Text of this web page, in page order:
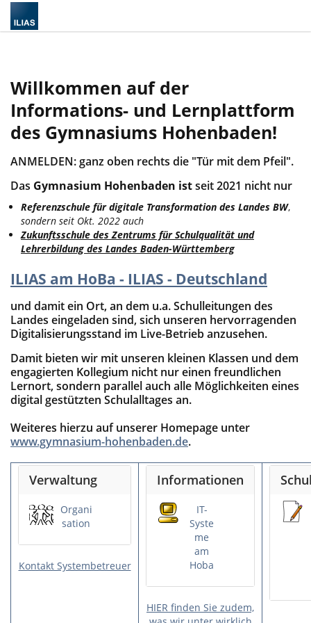
Willkommen auf der
Informations- und Lernplattform
des Gymnasiums Hohenbaden!
ANMELDEN: ganz oben rechts die "Tür mit dem Pfeil".
Das Gymnasium Hohenbaden istseit 2021 nicht nur
Referenzschule für digitale Transformation des Landes BW,
sondern seit Okt. 2022 auch
Zukunftsschule des Zentrums für Schulqualität und
Lehrerbildung des Landes Baden-Württemberg
ILIAS am HoBa - ILIAS - Deutschland
und damit ein Ort, an dem u.a. Schulleitungen des
Landes eingeladen sind, sich unseren hervorragenden
Digitalisierungsstand im Live-Betrieb anzusehen.
Damit bieten wir mit unseren kleinen Klassen und dem
engagierten Kollegium nicht nur einen freundlichen
Lernort, sondern parallel auch alle Möglichkeiten eines
digital gestützten Schulalltages an.
Weiteres hierzu auf unserer Homepage unter
www.gymnasium-hohenbaden.de.
Verwaltung
Organi
sation
Kontakt Systembetreuer
Informationen
IT-
Syste
me
am
Hoba
HIER finden Sie zudem,